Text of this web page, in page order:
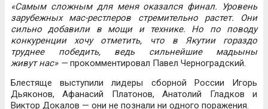
«Самым сложным для меня оказался финал. Уровень
зарубежных мас-рестлеров стремительно растет. Они
сильно добавили в мощи и технике. Но по поводу
конкуренции хочу отметить, что в Якутии гораздо
труднее победить, ведь сильнейшие мадьыны
живут нас» —прокомментировал Павел Черноградский.
Блестяще выступили лидеры сборной России Игорь
Дьяконов, Афанасий Платонов, Анатолий Гладков и
Виктор Докалов — они не познали ни одного поражения.